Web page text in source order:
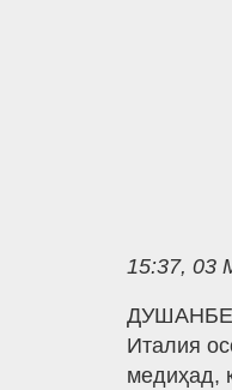
15:37, 03
ДУШАНБЕ,
Италия
медиҳад,